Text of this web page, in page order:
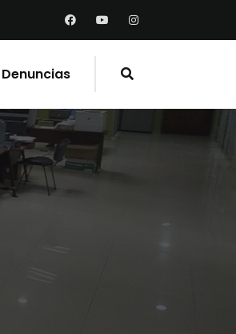
Denuncias